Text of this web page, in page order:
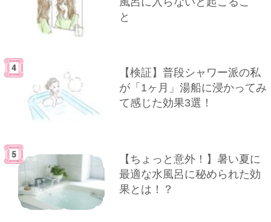
と
【検証】普段シャワー派の私
が「1ヶ月」湯船に浸かってみ
て感じた効果3選！
【ちょっと意外！】暑い夏に
最適な水風呂に秘められた効
果とは！？